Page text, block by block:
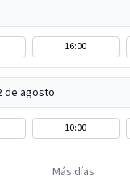
16:00
de agosto
10:00
Más días